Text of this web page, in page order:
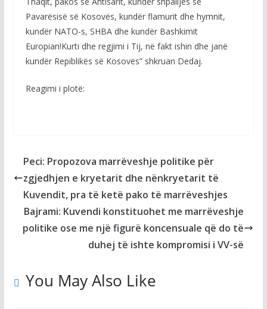
Pavarësisë së Kosovës, kundër flamurit dhe hymnit,
kundër NATO-s, SHBA dhe kundër Bashkimit
Europian!Kurti dhe regjimi i Tij, në fakt ishin dhe janë
kundër Repiblikës së Kosovës” shkruan Dedaj.
Reagimi i plotë:
Peci: Propozova marrëveshje politike për
zgjedhjen e kryetarit dhe nënkryetarit të
Kuvendit, pra të ketë pako të marrëveshjes
Bajrami: Kuvendi konstituohet me marrëveshje
politike ose me një figurë koncensuale që do të
duhej të ishte kompromisi i VV-së
You May Also Like